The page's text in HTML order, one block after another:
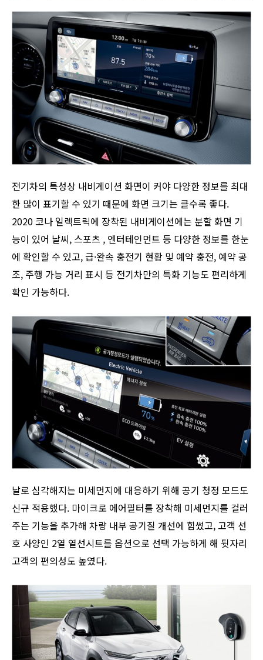
전기차의 특성상 내비게이션 화면이 커야 다양한 정보를 최대
한 많이 표기할 수 있기 때문에 화면 크기는 클수록 좋다.
2020 코나 일렉트릭에 장착된 내비게이션에는 분할 화면 기
능이 있어 날씨, 스포츠 , 엔터테인먼트 등 다양한 정보를 한눈
에 확인할 수 있고, 급·완속 충전기 현황 및 예약 충전, 예약 공
조, 주행 가능 거리 표시 등 전기차만의 특화 기능도 편리하게
확인 가능하다.
날로 심각해지는 미세먼지에 대응하기 위해 공기 청정 모드도
신규 적용했다. 마이크로 에어필터를 장착해 미세먼지를 걸러
주는 기능을 추가해 차량 내부 공기질 개선에 힘썼고, 고객 선
호 사양인 2열 열선시트를 옵션으로 선택 가능하게 해 뒷자리
고객의 편의성도 높였다.